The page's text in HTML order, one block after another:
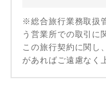
※総合旅行業務取扱
う営業所での取引に
この旅行契約に関し
があればご遠慮なく